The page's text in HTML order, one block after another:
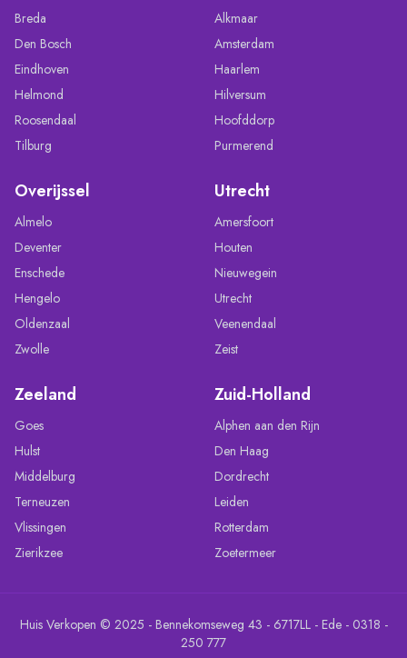
Breda
Den Bosch
Eindhoven
Helmond
Roosendaal
Tilburg
Alkmaar
Amsterdam
Haarlem
Hilversum
Hoofddorp
Purmerend
Overijssel
Almelo
Deventer
Enschede
Hengelo
Oldenzaal
Zwolle
Utrecht
Amersfoort
Houten
Nieuwegein
Utrecht
Veenendaal
Zeist
Zeeland
Goes
Hulst
Middelburg
Terneuzen
Vlissingen
Zierikzee
Zuid-Holland
Alphen aan den Rijn
Den Haag
Dordrecht
Leiden
Rotterdam
Zoetermeer
Huis Verkopen © 2025 - Bennekomseweg 43 - 6717LL - Ede - 0318 -
250 777